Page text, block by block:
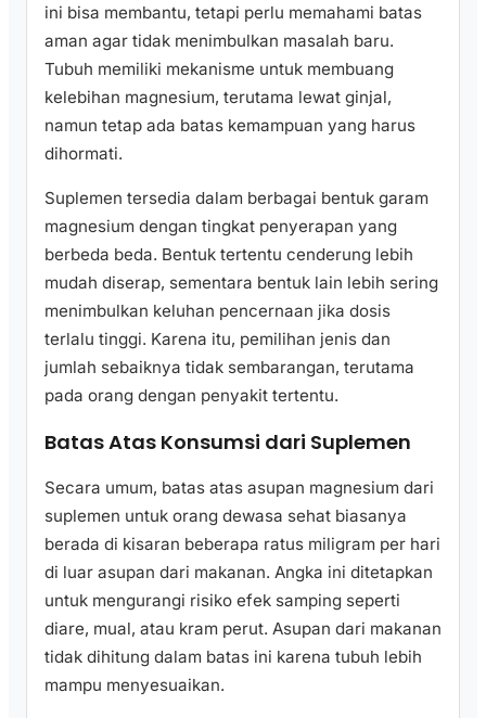
ini bisa membantu, tetapi perlu memahami batas
aman agar tidak menimbulkan masalah baru.
Tubuh memiliki mekanisme untuk membuang
kelebihan magnesium, terutama lewat ginjal,
namun tetap ada batas kemampuan yang harus
dihormati.
Suplemen tersedia dalam berbagai bentuk garam
magnesium dengan tingkat penyerapan yang
berbeda beda. Bentuk tertentu cenderung lebih
mudah diserap, sementara bentuk lain lebih sering
menimbulkan keluhan pencernaan jika dosis
terlalu tinggi. Karena itu, pemilihan jenis dan
jumlah sebaiknya tidak sembarangan, terutama
pada orang dengan penyakit tertentu.
Batas Atas Konsumsi dari Suplemen
Secara umum, batas atas asupan magnesium dari
suplemen untuk orang dewasa sehat biasanya
berada di kisaran beberapa ratus miligram per hari
di luar asupan dari makanan. Angka ini ditetapkan
untuk mengurangi risiko efek samping seperti
diare, mual, atau kram perut. Asupan dari makanan
tidak dihitung dalam batas ini karena tubuh lebih
mampu menyesuaikan.